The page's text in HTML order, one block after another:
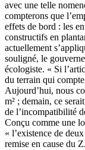
avec une telle
compterons que
effets de bord : les
constructifs en
actuellement
souligné, le
écologiste. « Si
du terrain qui
Aujourd’hui, nous
m² ; demain, ce
de l’incompatibilité
Conçu comme une
« l’existence de
remise en cause du